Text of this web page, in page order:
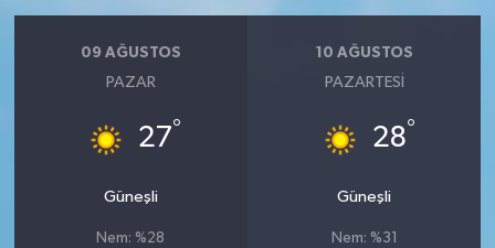
09 AĞUSTOS
PAZAR
27°
Güneşli
Nem: %28
10 AĞUSTOS
PAZARTESI
28°
Güneşli
Nem: %31